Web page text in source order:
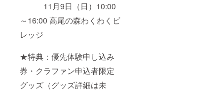
11月9日（日）10:00
～16:00 高尾の森わくわくビ
レッジ
★特典：優先体験申し込み
券・クラファン申込者限定
グッズ（グッズ詳細は未